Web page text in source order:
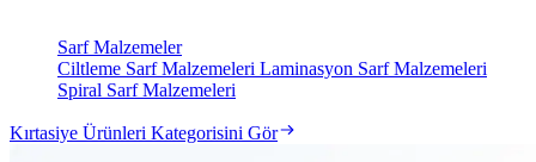
Sarf Malzemeler
Ciltleme Sarf Malzemeleri Laminasyon Sarf Malzemeleri
Spiral Sarf Malzemeleri
Kırtasiye Ürünleri Kategorisini Gör